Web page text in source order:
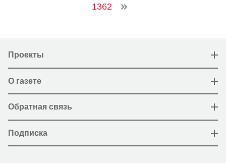
1362
Проекты
О газете
Обратная связь
Подписка